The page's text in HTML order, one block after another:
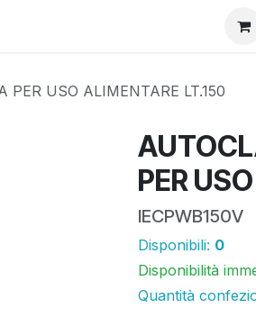
Assistenza
USO ALIMENTARE LT.150
PER
IECPWB150V
Disponibili: 0
Disponibilità
Quantità